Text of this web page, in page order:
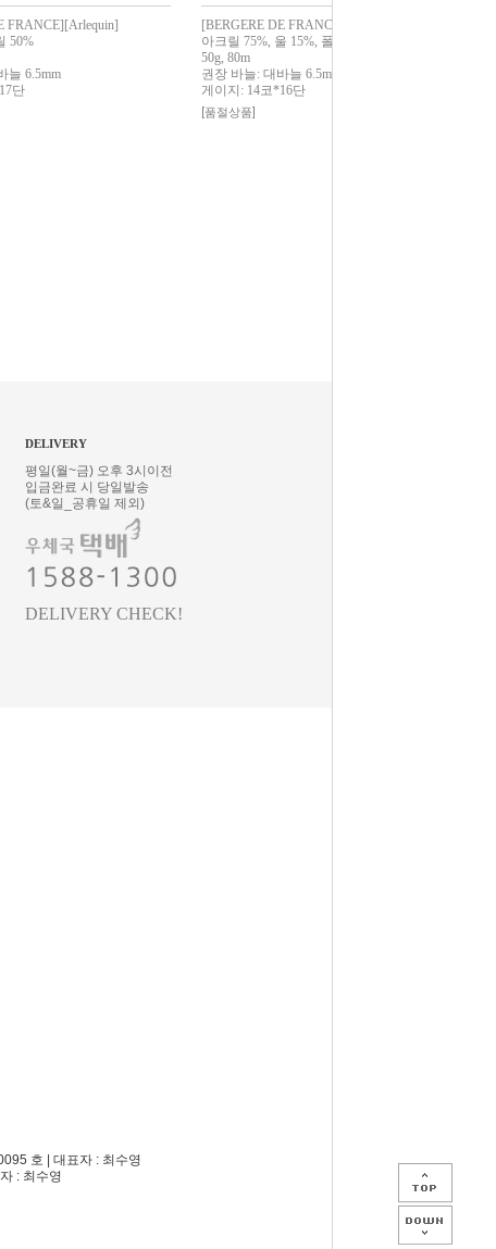
FRANCE][Arlequin]
50%
늘 6.5mm
단
[BERGERE DE FRANCE][Caprice]
아크릴 75%, 울 15%, 폴리에스터 10%
50g, 80m
권장 바늘: 대바늘 6.5mm
게이지: 14코*16단
[품절상품]
DELIVERY
평일(월~금) 오후 3시이전
입금완료 시 당일발송
(토&일_공휴일 제외)
DELIVERY CHECK!
호 | 대표자 : 최수영
: 최수영